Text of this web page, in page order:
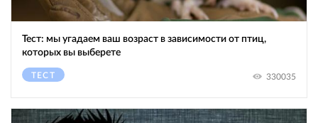
Тест: мы угадаем ваш возраст в зависимости от птиц,
которых вы выберете
ТЕСТ 330035